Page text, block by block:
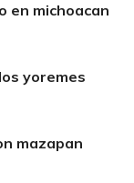
en michoacan
yoremes
mazapan